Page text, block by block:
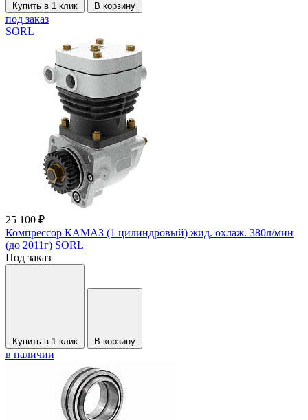
Купить в 1 клик В корзину
под заказ
SORL
25 100 ₽
Компрессор КАМАЗ (1 цилиндровый) жид. охлаж. 380л/мин
(до 2011г) SORL
Под заказ
Купить в 1 клик В корзину
в наличии